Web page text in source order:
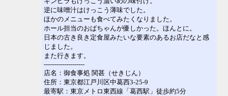
逆に味噌汁はけっこう薄味でした。
ほかのメニューも食べてみたくなりました。
ホール担当のおばちゃんが優しかった。ほんとに。
日本の古き良き定食屋みたいな要素のあるお店だなと感
じました。
また行きます。
--------------------
店名：御食事処 関甚（せきじん）
住所：東京都江戸川区中葛西3-25-9
最寄駅：東京メトロ東西線「葛西駅」徒歩約5分